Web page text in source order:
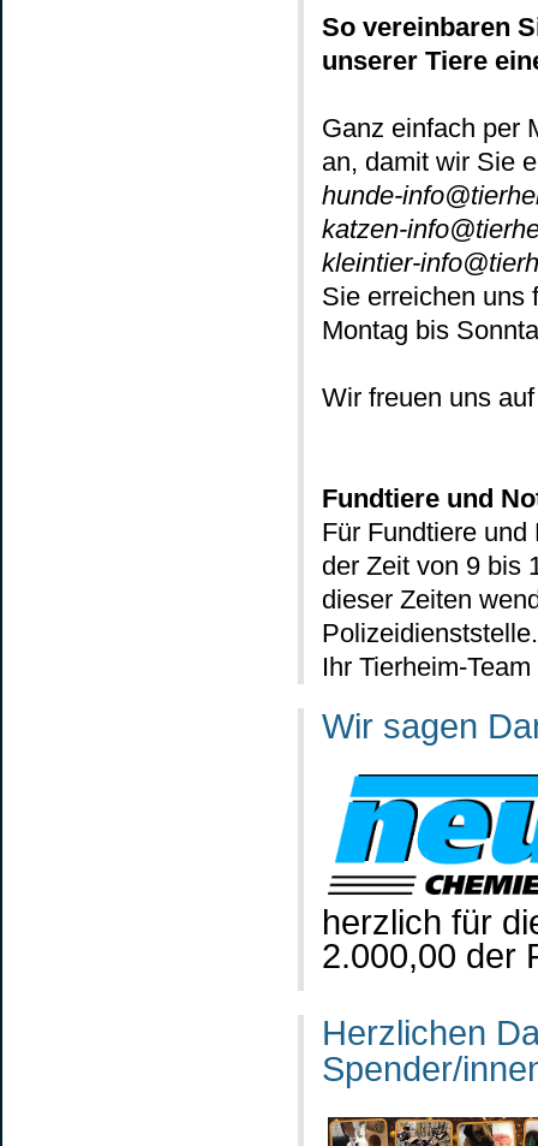
So vereinbaren
unserer Tiere
Ganz einfach per
an, damit wir Sie
hunde-
katzen-
kleintier-
Sie erreichen uns
Montag bis
Wir freuen uns
Fundtiere und
Für Fundtiere
der Zeit von 9 bis
dieser Zeiten
Polizeidienststelle.
Ihr Tierheim-Team
Wir sagen
herzlich für
2.000,00 der
Herzlichen
Spender/